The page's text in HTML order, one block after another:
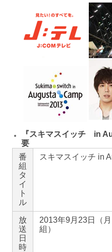
『スキマスイッチ in
要
番
組
タ
イ
ト
ル
スキマスイッチ in
放
送
日
時
2013年9月23日（
組）